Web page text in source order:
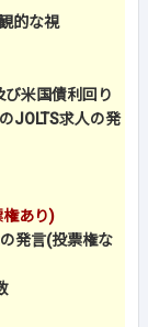
的な視
米国債利回り
JOLTS求人の発
権あり)
発言(投票権な